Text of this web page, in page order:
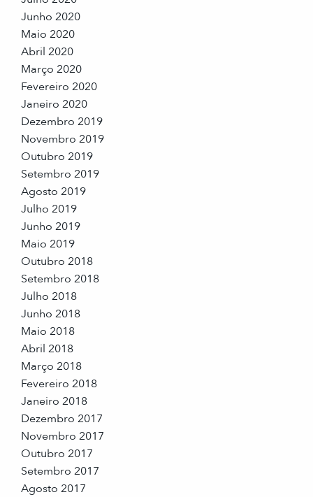
Junho 2020
Maio 2020
Abril 2020
Março 2020
Fevereiro 2020
Janeiro 2020
Dezembro 2019
Novembro 2019
Outubro 2019
Setembro 2019
Agosto 2019
Julho 2019
Junho 2019
Maio 2019
Outubro 2018
Setembro 2018
Julho 2018
Junho 2018
Maio 2018
Abril 2018
Março 2018
Fevereiro 2018
Janeiro 2018
Dezembro 2017
Novembro 2017
Outubro 2017
Setembro 2017
Agosto 2017